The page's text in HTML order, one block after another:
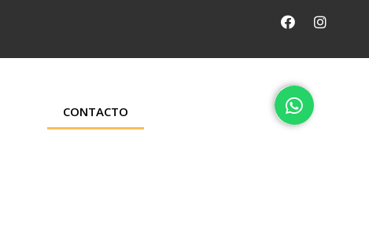
CONTACTO